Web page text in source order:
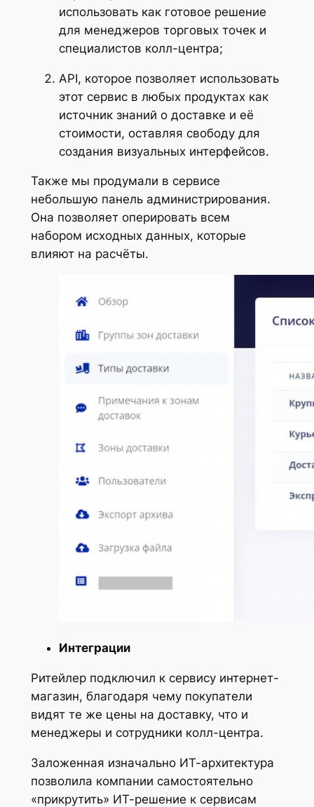
использовать как готовое решение
для менеджеров торговых точек и
специалистов колл-центра;
API, которое позволяет использовать
этот сервис в любых продуктах как
источник знаний о доставке и её
стоимости, оставляя свободу для
создания визуальных интерфейсов.
Также мы продумали в сервисе
небольшую панель администрирования.
Она позволяет оперировать всем
набором исходных данных, которые
влияют на расчёты.
Интеграции
Ритейлер подключил к сервису интернет-
магазин, благодаря чему покупатели
видят те же цены на доставку, что и
менеджеры и сотрудники колл-центра.
Заложенная изначально ИТ-архитектура
позволила компании самостоятельно
«прикрутить» ИТ-решение к сервисам